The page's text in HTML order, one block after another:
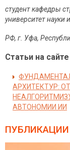
студент кафедры
университет науки
РФ, г. Уфа,
Статьи на
АРХИТЕКТУР:
АВТОНОМИИ ИИ
ПУБЛИКАЦИИ